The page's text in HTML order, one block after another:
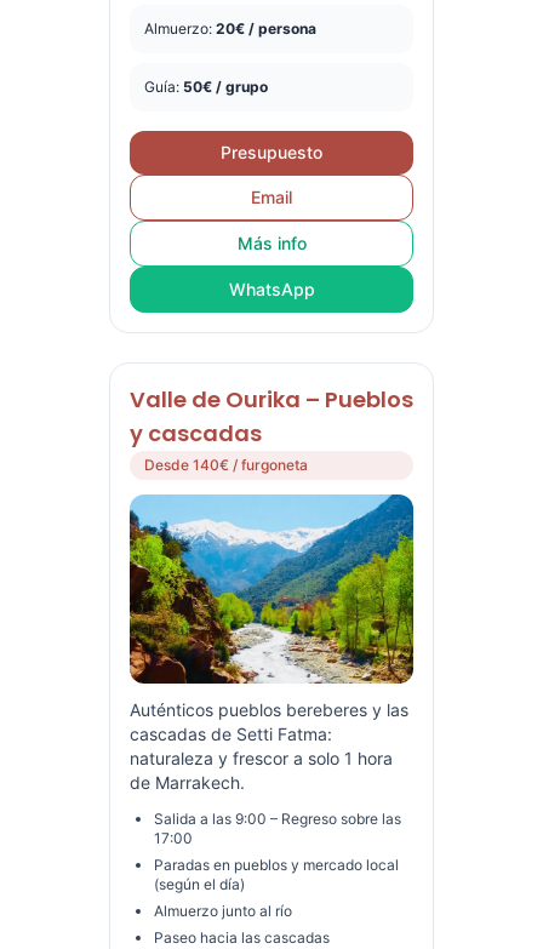
Almuerzo: 20€ / persona
Guía: 50€ / grupo
Presupuesto
Email
Más info
WhatsApp
Valle de Ourika – Pueblos
y cascadas
Desde 140€ / furgoneta
Auténticos pueblos bereberes y las
cascadas de Setti Fatma:
naturaleza y frescor a solo 1 hora
de Marrakech.
Salida a las 9:00 – Regreso sobre las
17:00
Paradas en pueblos y mercado local
(según el día)
Almuerzo junto al río
Paseo hacia las cascadas